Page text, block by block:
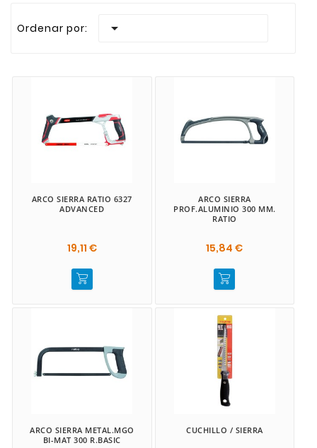
Ordenar por:

ARCO SIERRA RATIO 6327
ADVANCED
19,11 €
ARCO SIERRA
PROF.ALUMINIO 300 MM.
RATIO
15,84 €
ARCO SIERRA METAL.MGO
BI-MAT 300 R.BASIC
CUCHILLO / SIERRA